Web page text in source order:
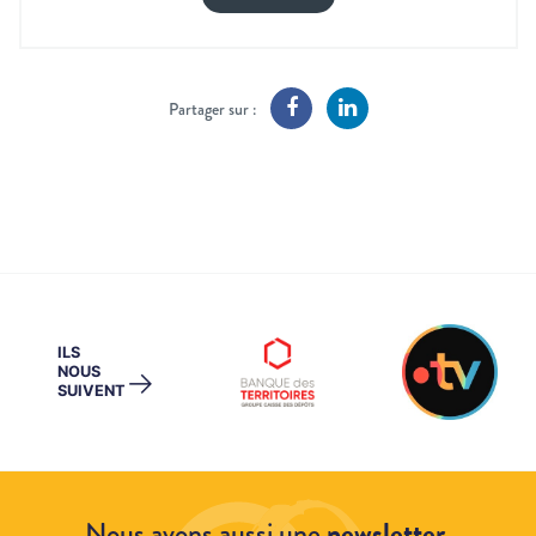
Partager sur :
ILS
NOUS
SUIVENT →